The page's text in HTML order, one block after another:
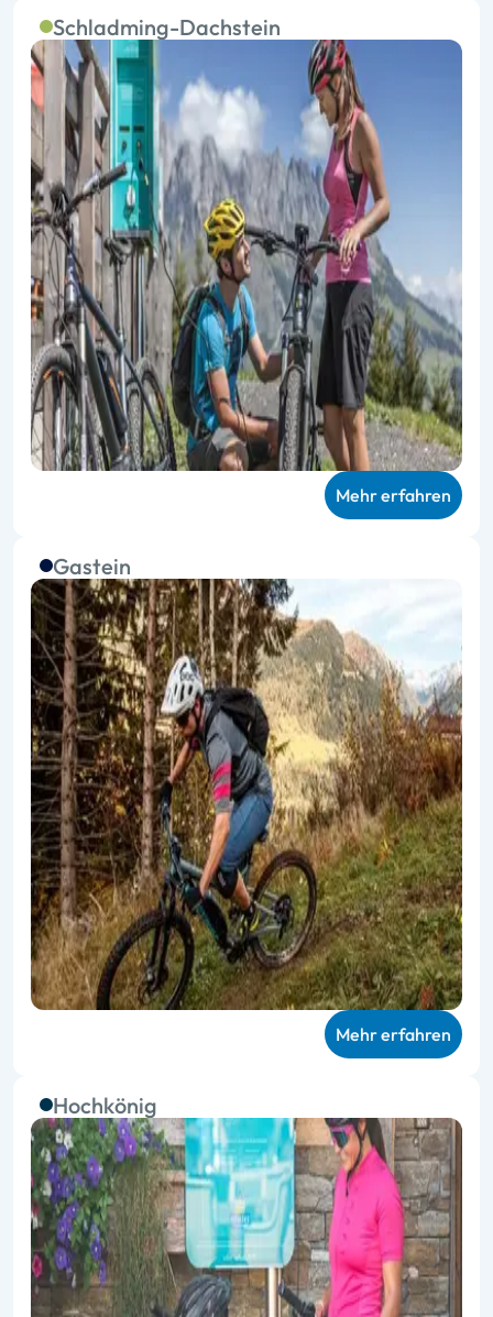
Schladming-Dachstein
Mehr erfahren
Gastein
Mehr erfahren
Hochkönig